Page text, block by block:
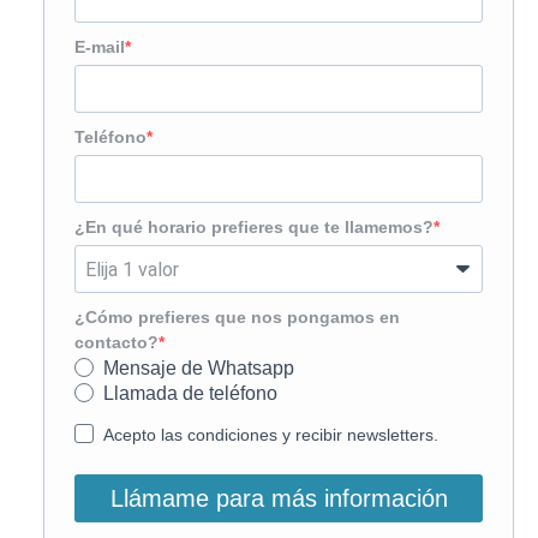
E-mail
Teléfono
¿En qué horario prefieres que te llamemos?
¿Cómo prefieres que nos pongamos en
contacto?
Mensaje de Whatsapp
Llamada de teléfono
Acepto las condiciones y recibir newsletters.
Llámame para más información